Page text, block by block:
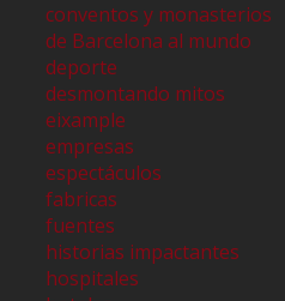
conventos y monasterios
de Barcelona al mundo
deporte
desmontando mitos
eixample
empresas
espectáculos
fabricas
fuentes
historias impactantes
hospitales